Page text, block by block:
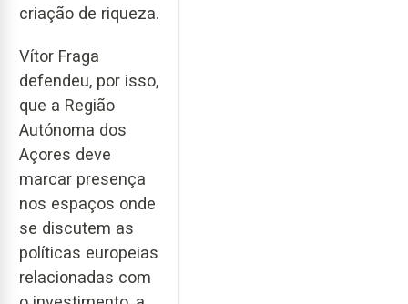
criação de riqueza.
Vítor Fraga
defendeu, por isso,
que a Região
Autónoma dos
Açores deve
marcar presença
nos espaços onde
se discutem as
políticas europeias
relacionadas com